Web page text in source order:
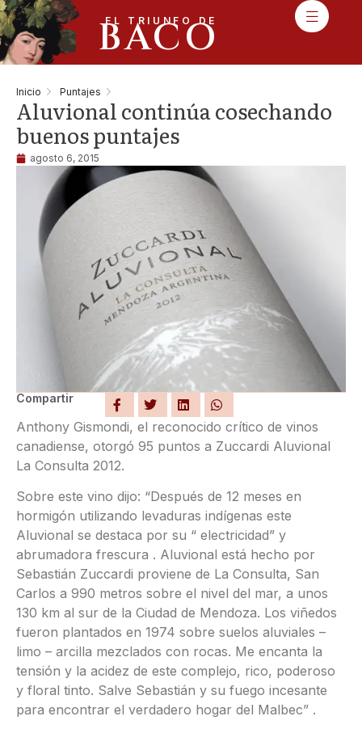
EL TRIUNFO DE
BACO
Inicio Puntajes
Aluvional continúa cosechando
buenos puntajes
agosto 6, 2015
Compartir
Anthony Gismondi, el reconocido crítico de vinos
canadiense, otorgó 95 puntos a Zuccardi Aluvional
La Consulta 2012.
Sobre este vino dijo: “Después de 12 meses en
hormigón utilizando levaduras indígenas este
Aluvional se destaca por su “ electricidad” y
abrumadora frescura . Aluvional está hecho por
Sebastián Zuccardi proviene de La Consulta, San
Carlos a 990 metros sobre el nivel del mar, a unos
130 km al sur de la Ciudad de Mendoza. Los viñedos
fueron plantados en 1974 sobre suelos aluviales –
limo – arcilla mezclados con rocas. Me encanta la
tensión y la acidez de este complejo, rico, poderoso
y floral tinto. Salve Sebastián y su fuego incesante
para encontrar el verdadero hogar del Malbec” .